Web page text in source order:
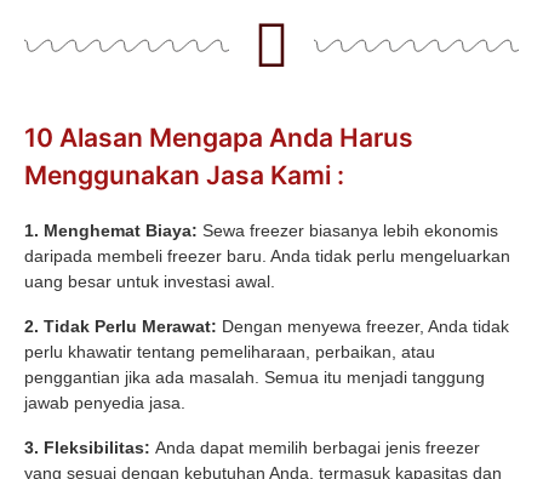
10 Alasan Mengapa Anda Harus
Menggunakan Jasa Kami :
1. Menghemat Biaya: Sewa freezer biasanya lebih ekonomis
daripada membeli freezer baru. Anda tidak perlu mengeluarkan
uang besar untuk investasi awal.
2. Tidak Perlu Merawat: Dengan menyewa freezer, Anda tidak
perlu khawatir tentang pemeliharaan, perbaikan, atau
penggantian jika ada masalah. Semua itu menjadi tanggung
jawab penyedia jasa.
3. Fleksibilitas: Anda dapat memilih berbagai jenis freezer
yang sesuai dengan kebutuhan Anda, termasuk kapasitas dan